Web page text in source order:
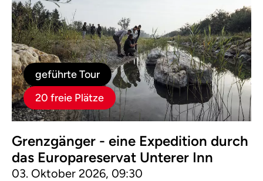
geführte Tour
20 freie Plätze
Grenzgänger - eine Expedition durch
das Europareservat Unterer Inn
03. Oktober 2026, 09:30